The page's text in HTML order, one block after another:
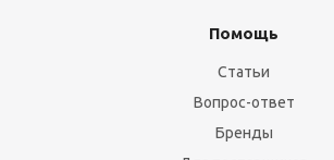
Помощь
Статьи
Вопрос-ответ
Бренды